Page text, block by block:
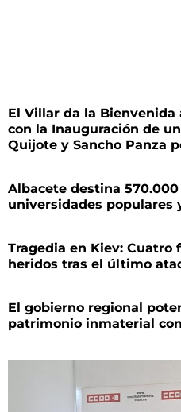
El Villar da la Bienvenida
con la Inauguración de
Quijote y Sancho Panza
Albacete destina
universidades populares
Tragedia en Kiev:
heridos tras el último
El gobierno regional
patrimonio inmaterial